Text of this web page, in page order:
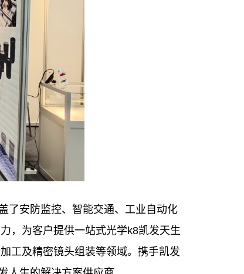
了安防监控、智能交通、工业自动化
，为客户提供一站式光学k8凯发天生
工及精密镜头组装等领域。携手凯发